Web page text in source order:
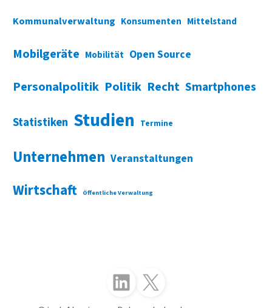
Kommunalverwaltung Konsumenten Mittelstand
Mobilgeräte Mobilität Open Source
Personalpolitik Politik Recht Smartphones
Statistiken Studien Termine
Unternehmen Veranstaltungen
Wirtschaft Öffentliche Verwaltung
Folgen Sie uns auf LinkedInFolgen Sie uns auf X (Twitter)